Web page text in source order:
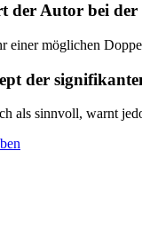
der Autor bei
einer möglichen
der
als sinnvoll, warnt